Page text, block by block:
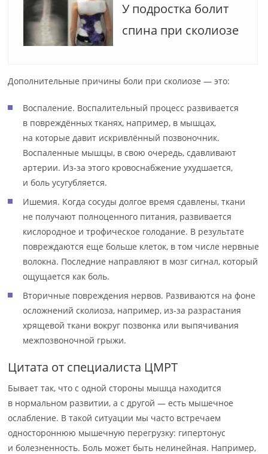
У подростка болит
спина при сколиозе
Дополнительные причины боли при сколиозе — это:
Воспаление. Воспалительный процесс развивается
в повреждённых тканях, например, в мышцах,
на которые давит искривлённый позвоночник.
Воспаленные мышцы, в свою очередь, сдавливают
артерии. Из-за этого кровоснабжение ухудшается,
и боль усугубляется.
Ишемия. Когда сосуды долгое время сдавлены, ткани
не получают полноценного питания, развивается
кислородное и трофическое голодание. В результате
повреждаются еще больше клеток, в том числе нервные
волокна. Последние направляют в мозг сигнал, который
ощущается как боль.
Вторичные повреждения нервов. Развиваются на фоне
осложнений сколиоза, например, из-за разрастания
хрящевой ткани вокруг позвонка или выпячивания
межпозвоночной грыжи.
Цитата от специалиста ЦМРТ
Бывает так, что с одной стороны мышца находится
в нормальном развитии, а с другой — есть мышечное
ослабление. В такой ситуации мы часто встречаем
одностороннюю мышечную перегрузку: гипертонус
и болезненность. Боль может быть нелинейная. Например,